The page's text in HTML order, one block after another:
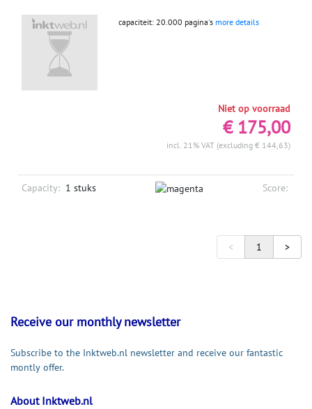
capaciteit: 20.000 pagina's more details
Niet op voorraad
€ 175,00
incl. 21% VAT (excluding € 144,63)
Capacity: 1 stuks Score:
< 1 >
Receive our monthly newsletter
Subscribe to the Inktweb.nl newsletter and receive our fantastic
montly offer.
About Inktweb.nl